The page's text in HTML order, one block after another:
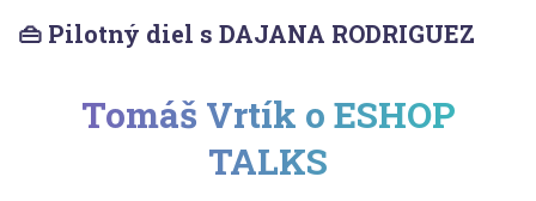
👜 Pilotný diel s DAJANA RODRIGUEZ
Tomáš Vrtík o ESHOP
TALKS